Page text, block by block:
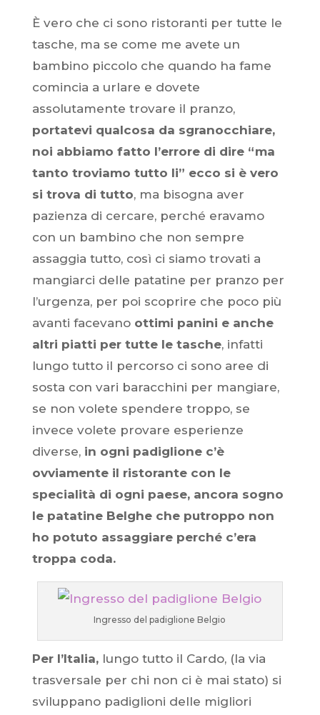
È vero che ci sono ristoranti per tutte le
tasche, ma se come me avete un
bambino piccolo che quando ha fame
comincia a urlare e dovete
assolutamente trovare il pranzo,
portatevi qualcosa da sgranocchiare,
noi abbiamo fatto l’errore di dire “ma
tanto troviamo tutto li” ecco si è vero
si trova di tutto, ma bisogna aver
pazienza di cercare, perché eravamo
con un bambino che non sempre
assaggia tutto, così ci siamo trovati a
mangiarci delle patatine per pranzo per
l’urgenza, per poi scoprire che poco più
avanti facevano ottimi panini e anche
altri piatti per tutte le tasche, infatti
lungo tutto il percorso ci sono aree di
sosta con vari baracchini per mangiare,
se non volete spendere troppo, se
invece volete provare esperienze
diverse, in ogni padiglione c’è
ovviamente il ristorante con le
specialità di ogni paese, ancora sogno
le patatine Belghe che putroppo non
ho potuto assaggiare perché c’era
troppa coda.
Ingresso del padiglione Belgio
Per l’Italia,lungo tutto il Cardo, (la via
trasversale per chi non ci è mai stato) si
sviluppano padiglioni delle migliori